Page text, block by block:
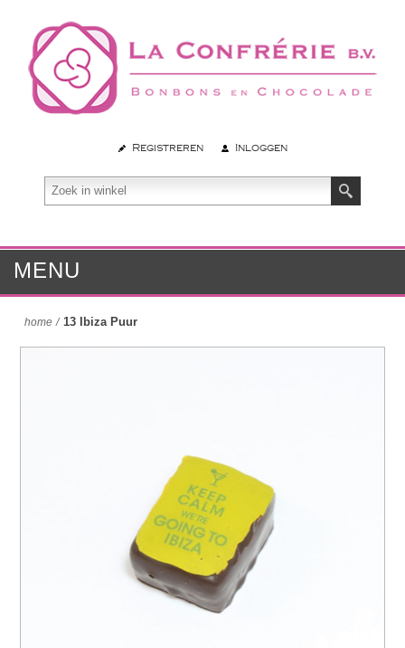
Registreren Inloggen
MENU
home / 13 Ibiza Puur